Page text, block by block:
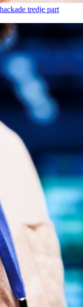
tredje part